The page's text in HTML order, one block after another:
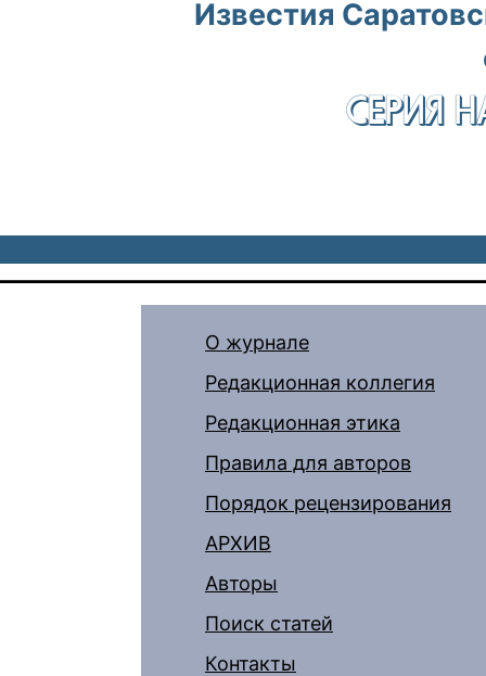
Известия
СЕРИЯ
О журнале
Редакционная коллегия
Редакционная этика
Правила для авторов
Порядок рецензирования
АРХИВ
Авторы
Поиск статей
Контакты